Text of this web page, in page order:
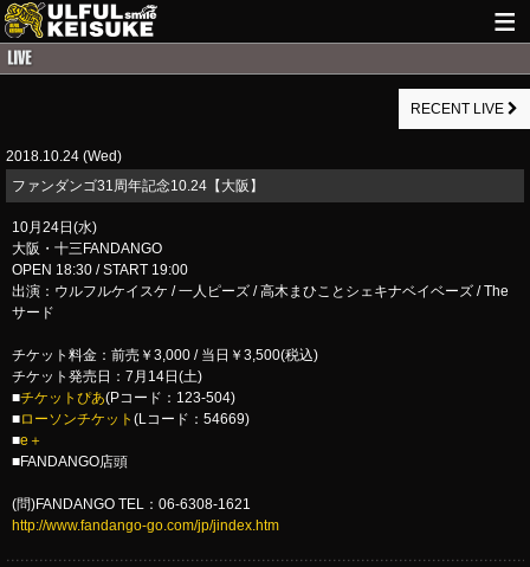
GUITAR WORKS
MAIL
RECENT LIVE
2018.10.24 (Wed)
ファンダンゴ31周年記念10.24【大阪】
10月24日(水)
大阪・十三FANDANGO
OPEN 18:30 / START 19:00
出演：ウルフルケイスケ / 一人ピーズ / 高木まひことシェキナベイベーズ / The
サード
チケット料金：前売￥3,000 / 当日￥3,500(税込)
チケット発売日：7月14日(土)
■チケットぴあ(Pコード：123-504)
■ローソンチケット (Lコード：54669)
■e＋
■FANDANGO店頭
(問)FANDANGO TEL：06-6308-1621
http://www.fandango-go.com/jp/jindex.htm